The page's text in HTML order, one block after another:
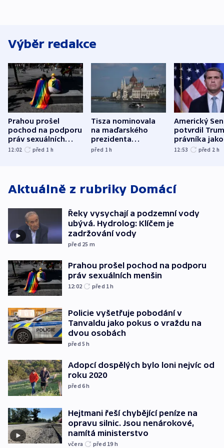
Výběr redakce
Prahou prošel
pochod na podporu
práv sexuálních
menšin
12:02 před 1 h
Tisza nominovala
na maďarského
prezidenta
bývalého šéfa
před 1h
Americký
potvrdil
právníka jako
ministra
12:53 před 2 h
Aktuálně z rubriky Domácí
Řeky vysychají a podzemní vody
ubývá. Hydrolog: Klíčem je
zadržování vody
před 25 m
Prahou prošel pochod na podporu
práv sexuálních menšin
12:02 před 1h
Policie vyšetřuje pobodání v
Tanvaldu jako pokus o vraždu na
dvou osobách
před 5h
Adopcí dospělých bylo loni nejvíc od
roku 2020
před 6h
Hejtmani řeší chybějící peníze na
opravu silnic. Jsou nenárokové,
namítá ministerstvo
včera před 19 h